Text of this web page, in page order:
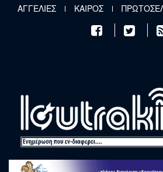
Παράκαμψη προς το κυρίως
ΑΓΓΕΛΙΕΣ ΚΑΙΡΟΣ